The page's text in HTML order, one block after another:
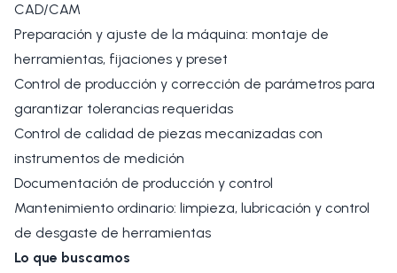
CAD/CAM
Preparación y ajuste de la máquina: montaje de
herramientas, fijaciones y preset
Control de producción y corrección de parámetros para
garantizar tolerancias requeridas
Control de calidad de piezas mecanizadas con
instrumentos de medición
Documentación de producción y control
Mantenimiento ordinario: limpieza, lubricación y control
de desgaste de herramientas
Lo que buscamos